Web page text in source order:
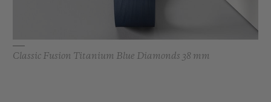
Classic Fusion Titanium Blue Diamonds 38 mm